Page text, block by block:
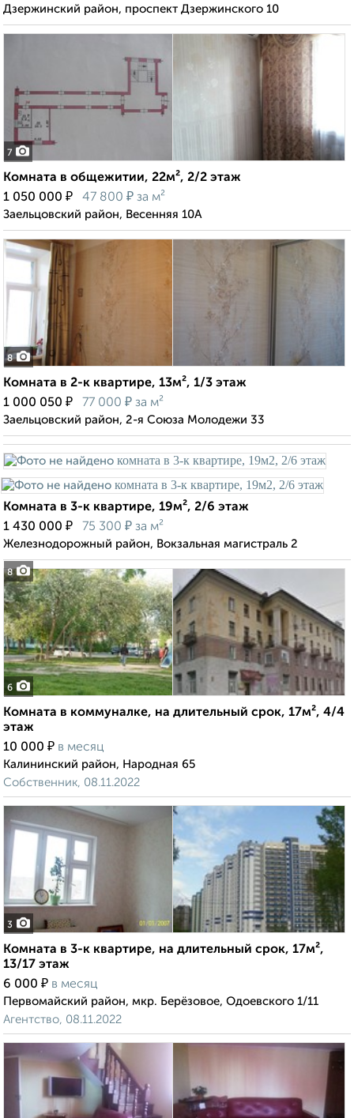
Дзержинский район, проспект Дзержинского 10
7
Комната в общежитии, 22м², 2/2 этаж
1 050 000 ₽ 47 800 ₽ за м²
Заельцовский район, Весенняя 10А
8
Комната в 2-к квартире, 13м², 1/3 этаж
1 000 050 ₽ 77 000 ₽ за м²
Заельцовский район, 2-я Союза Молодежи 33
8
Комната в 3-к квартире, 19м², 2/6 этаж
1 430 000 ₽ 75 300 ₽ за м²
Железнодорожный район, Вокзальная магистраль 2
6
Комната в коммуналке, на длительный срок, 17м², 4/4
этаж
10 000 ₽ в месяц
Калининский район, Народная 65
Собственник, 08.11.2022
3
Комната в 3-к квартире, на длительный срок, 17м²,
13/17 этаж
6 000 ₽ в месяц
Первомайский район, мкр. Берёзовое, Одоевского 1/11
Агентство, 08.11.2022